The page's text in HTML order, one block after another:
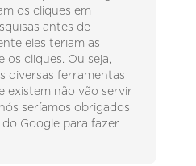
os cliques em
antes de
eles teriam as
os cliques. Ou seja,
diversas ferramentas
existem não vão servir
seríamos obrigados
Google para fazer